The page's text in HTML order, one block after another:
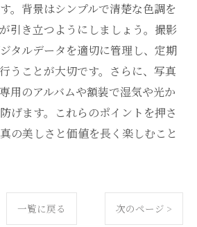
。背景はシンプルで清楚な色調を
引き立つようにしましょう。撮影
タルデータを適切に管理し、定期
うことが大切です。さらに、写真
用のアルバムや額装で湿気や光か
げます。これらのポイントを押さ
の美しさと価値を長く楽しむこと
一覧に戻る 次のページ >